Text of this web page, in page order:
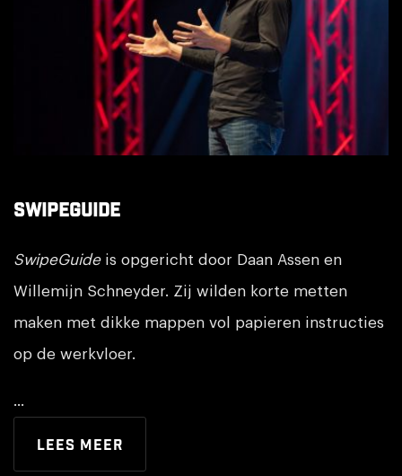
SwipeGuide
SwipeGuideis opgericht door Daan Assen en
Willemijn Schneyder. Zij wilden korte metten
maken met dikke mappen vol papieren instructies
op de werkvloer.
...
Lees meer